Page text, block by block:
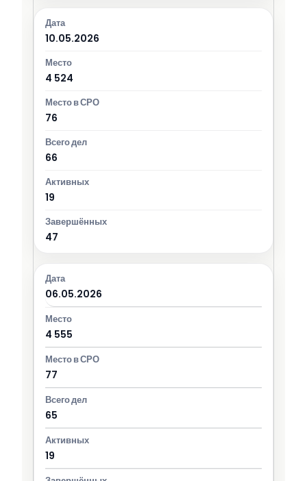
10.05.2026
4 524
76
66
19
47
06.05.2026
4 555
77
65
19